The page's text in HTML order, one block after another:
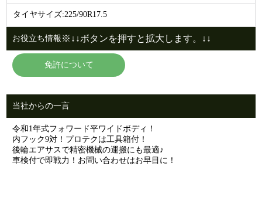
タイヤサイズ:225/90R17.5
お役立ち情報 ※↓↓ボタンを押すと拡大します。↓↓
免許について
当社からの一言
令和1年式フォワード平ワイドボディ！
内フック9対！プロテクは工具箱付！
後輪エアサスで精密機械の運搬にも最適♪
車検付で即戦力！お問い合わせはお早目に！